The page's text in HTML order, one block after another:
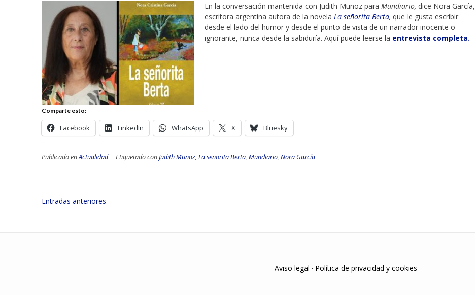
En la conversación mantenida con Judith Muñoz para Mundiario, dice Nora García,
escritora argentina autora de la novela La señorita Berta, que le gusta escribir
desde el lado del humor y desde el punto de vista de un narrador inocente o
ignorante, nunca desde la sabiduría. Aquí puede leerse la entrevista completa.
Comparte esto:
Facebook LinkedIn WhatsApp X Bluesky
Publicado enActualidad Etiquetado conJudith Muñoz, La señorita Berta, Mundiario, Nora García
Navegación
Entradas anteriores
Aviso legal · Política de privacidad y cookies